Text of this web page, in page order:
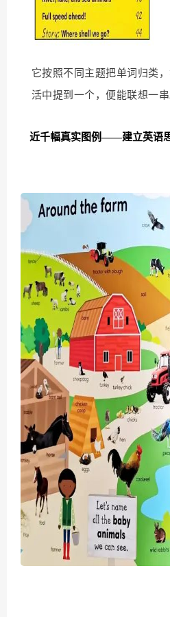
它按照不同主题把单词归类
活中提到一个，便能联想一串
近千幅真实图例——建立英语